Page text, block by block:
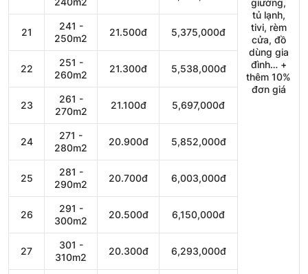
tủ lạnh,
tivi, rèm
cửa, đồ
dùng gia
đình… +
thêm 10%
đơn giá
21
241 -
250m2
21.500đ 5,375,000đ
22
251 -
260m2
21.300đ 5,538,000đ
23
261 -
270m2
21.100đ 5,697,000đ
24
271 -
280m2
20.900đ 5,852,000đ
25
281 -
290m2
20.700đ 6,003,000đ
26
291 -
300m2
20.500đ 6,150,000đ
27
301 -
310m2
20.300đ 6,293,000đ